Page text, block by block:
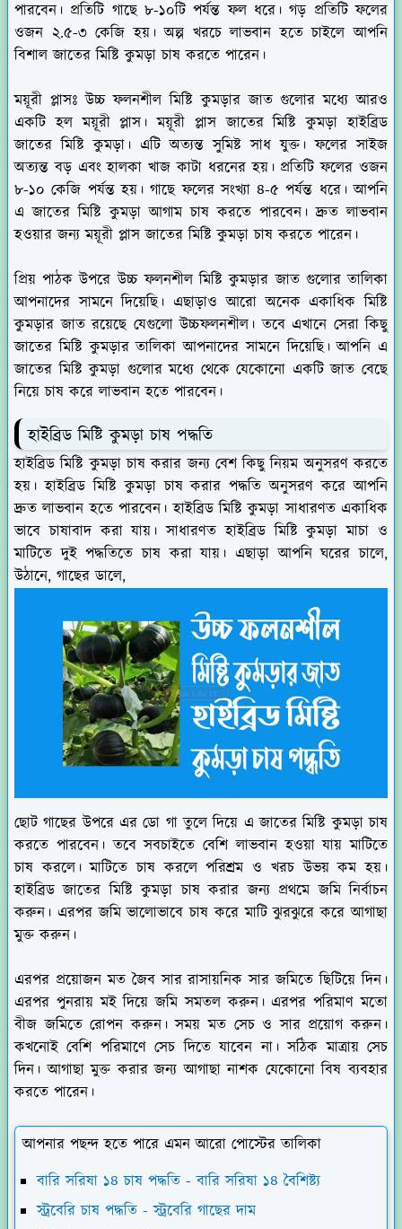
পারবেন। প্রতিটি গাছে ৮-১০টি পর্যন্ত ফল ধরে। গড় প্রতিটি ফলের
ওজন ২.৫-৩ কেজি হয়। অল্প খরচে লাভবান হতে চাইলে আপনি
বিশাল জাতের মিষ্টি কুমড়া চাষ করতে পারেন।
ময়ূরী প্লাসঃউচ্চ ফলনশীল মিষ্টি কুমড়ার জাত গুলোর মধ্যে আরও
একটি হল ময়ূরী প্লাস। ময়ূরী প্লাস জাতের মিষ্টি কুমড়া হাইব্রিড
জাতের মিষ্টি কুমড়া। এটি অত্যন্ত সুমিষ্ট সাধ যুক্ত। ফলের সাইজ
অত্যন্ত বড় এবং হালকা খাজ কাটা ধরনের হয়। প্রতিটি ফলের ওজন
৮-১০ কেজি পর্যন্ত হয়। গাছে ফলের সংখ্যা ৪-৫ পর্যন্ত ধরে। আপনি
এ জাতের মিষ্টি কুমড়া আগাম চাষ করতে পারবেন। দ্রুত লাভবান
হওয়ার জন্য ময়ূরী প্লাস জাতের মিষ্টি কুমড়া চাষ করতে পারেন।
প্রিয় পাঠক উপরে উচ্চ ফলনশীল মিষ্টি কুমড়ার জাত গুলোর তালিকা
আপনাদের সামনে দিয়েছি। এছাড়াও আরো অনেক একাধিক মিষ্টি
কুমড়ার জাত রয়েছে যেগুলো উচ্চফলনশীল। তবে এখানে সেরা কিছু
জাতের মিষ্টি কুমড়ার তালিকা আপনাদের সামনে দিয়েছি। আপনি এ
জাতের মিষ্টি কুমড়া গুলোর মধ্যে থেকে যেকোনো একটি জাত বেছে
নিয়ে চাষ করে লাভবান হতে পারবেন।
হাইব্রিড মিষ্টি কুমড়া চাষ পদ্ধতি
হাইব্রিড মিষ্টি কুমড়া চাষ করার জন্য বেশ কিছু নিয়ম অনুসরণ করতে
হয়। হাইব্রিড মিষ্টি কুমড়া চাষ করার পদ্ধতি অনুসরণ করে আপনি
দ্রুত লাভবান হতে পারবেন। হাইব্রিড মিষ্টি কুমড়া সাধারণত একাধিক
ভাবে চাষাবাদ করা যায়। সাধারণত হাইব্রিড মিষ্টি কুমড়া মাচা ও
মাটিতে দুই পদ্ধতিতে চাষ করা যায়। এছাড়া আপনি ঘরের চালে,
উঠানে, গাছের ডালে,
ছোট গাছের উপরে এর ডো গা তুলে দিয়ে এ জাতের মিষ্টি কুমড়া চাষ
করতে পারবেন। তবে সবচাইতে বেশি লাভবান হওয়া যায় মাটিতে
চাষ করলে। মাটিতে চাষ করলে পরিশ্রম ও খরচ উভয় কম হয়।
হাইব্রিড জাতের মিষ্টি কুমড়া চাষ করার জন্য প্রথমে জমি নির্বাচন
করুন। এরপর জমি ভালোভাবে চাষ করে মাটি ঝুরঝুরে করে আগাছা
মুক্ত করুন।
এরপর প্রয়োজন মত জৈব সার রাসায়নিক সার জমিতে ছিটিয়ে দিন।
এরপর পুনরায় মই দিয়ে জমি সমতল করুন। এরপর পরিমাণ মতো
বীজ জমিতে রোপন করুন। সময় মত সেচ ও সার প্রয়োগ করুন।
কখনোই বেশি পরিমাণে সেচ দিতে যাবেন না। সঠিক মাত্রায় সেচ
দিন। আগাছা মুক্ত করার জন্য আগাছা নাশক যেকোনো বিষ ব্যবহার
করতে পারেন।
আপনার পছন্দ হতে পারে এমন আরো পোস্টের তালিকা
বারি সরিষা ১৪ চাষ পদ্ধতি - বারি সরিষা ১৪ বৈশিষ্ট্য
স্ট্রবেরি চাষ পদ্ধতি - স্ট্রবেরি গাছের দাম